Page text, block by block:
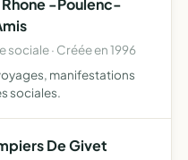
-Poulenc-
sociale · Créée en 1996
manifestations
sociales.
De Givet